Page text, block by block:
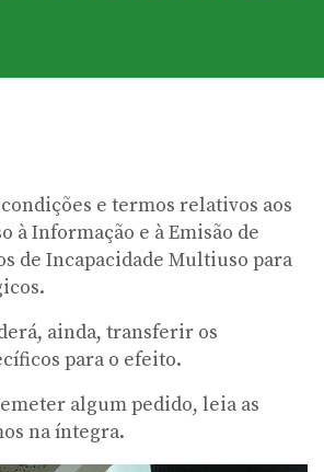
e termos relativos aos
à Informação e à Emisão de
de Incapacidade Multiuso para
ainda, transferir os
para o efeito.
algum pedido, leia as
na íntegra.